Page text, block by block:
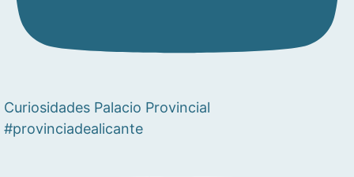
Curiosidades Palacio Provincial
#provinciadealicante